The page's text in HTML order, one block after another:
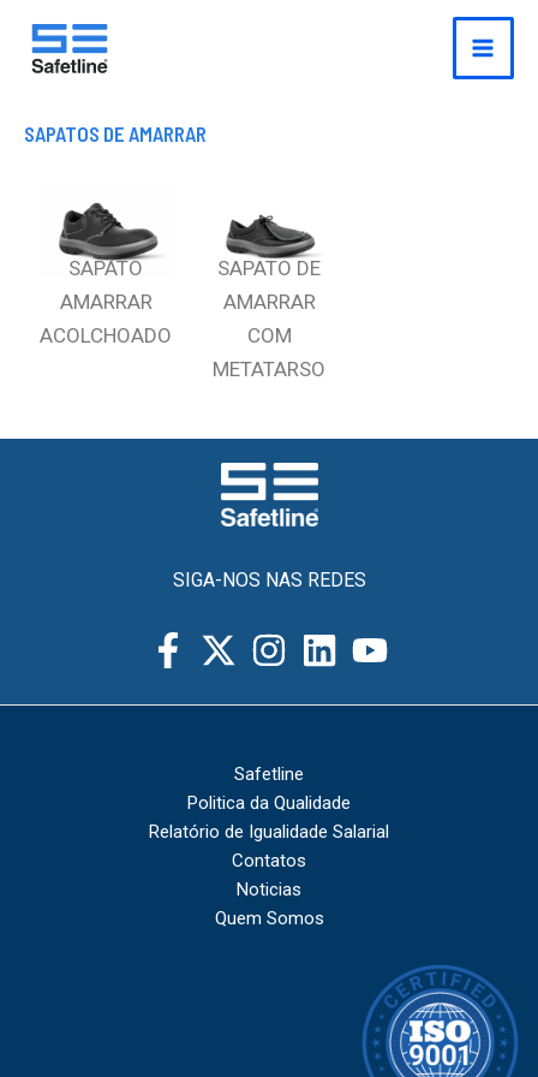
conteúdo
para
SAPATOS DE AMARRAR
SAPATO
AMARRAR
ACOLCHOADO
SAPATO DE
AMARRAR
COM
METATARSO
SIGA-NOS NAS REDES
Safetline
Politica da Qualidade
Relatório de Igualidade Salarial
Contatos
Noticias
Quem Somos